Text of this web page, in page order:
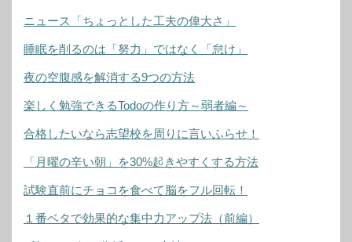
ニュース「ちょっとした工夫の偉大さ」
睡眠を削るのは「努力」ではなく「怠け」
夜の空腹感を解消する9つの方法
楽しく勉強できるTodoの作り方～弱者編～
合格したいなら志望校を周りに言いふらせ！
「月曜の辛い朝」を30%起きやすくする方法
試験直前にチョコを食べて脳をフル回転！
１番ベタで効果的な集中力アップ法（前編）